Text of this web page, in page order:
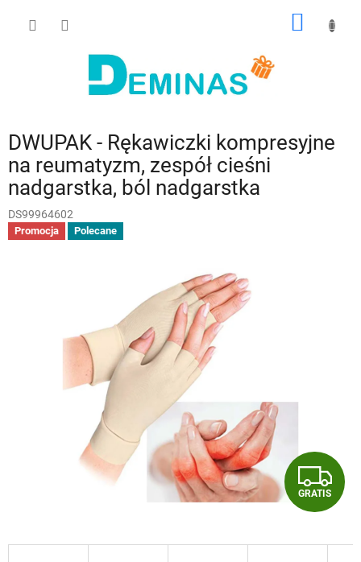
DWUPAK - Rękawiczki kompresyjne
na reumatyzm, zespół cieśni
nadgarstka, ból nadgarstka
DS99964602
Promocja Polecane
G
R
A
GRATIS